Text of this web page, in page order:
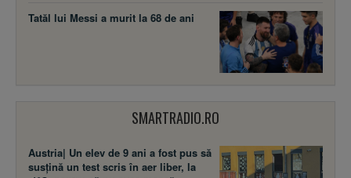
Tatăl lui Messi a murit la 68 de ani
SMARTRADIO.RO
Austria| Un elev de 9 ani a fost pus să
susţină un test scris în aer liber, la